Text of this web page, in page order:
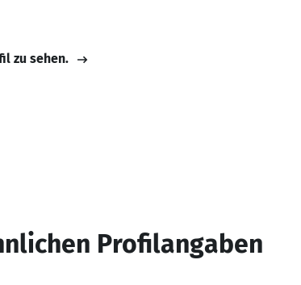
zu sehen.
Profilangaben